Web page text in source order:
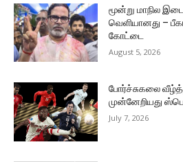
மூன்று மாநில
வெளியானது –
கோட்டை
August 5, 2026
போர்ச்சுகலை
முன்னேறியது
July 7, 2026